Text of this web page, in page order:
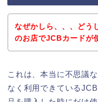
なぜかしら、、、どう
のお店でJCBカードが
これは、本当に不思議
なく利用できている